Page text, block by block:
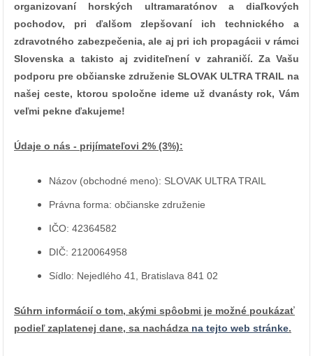
organizovaní horských ultramaratónov a diaľkových
pochodov, pri ďalšom zlepšovaní ich technického a
zdravotného zabezpečenia, ale aj pri ich propagácii v rámci
Slovenska a takisto aj zviditeľnení v zahraničí. Za Vašu
podporu pre občianske združenie SLOVAK ULTRA TRAIL na
našej ceste, ktorou spoločne ideme už dvanásty rok, Vám
veľmi pekne ďakujeme!
Údaje o nás - prijímateľovi 2% (3%):
Názov (obchodné meno): SLOVAK ULTRA TRAIL
Právna forma: občianske združenie
IČO: 42364582
DIČ: 2120064958
Sídlo: Nejedlého 41, Bratislava 841 02
Súhrn informácií o tom, akými spôobmi je možné poukázať
podieľ zaplatenej dane, sa nachádza na tejto web stránke.